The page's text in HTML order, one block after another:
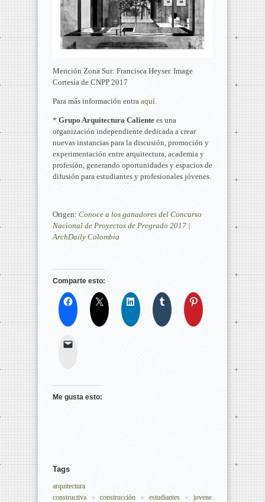
Mención Zona Sur: Francisca Heyser. Image
Cortesía de CNPP 2017
Para más información entra aquí.
* Grupo Arquitectura Caliente es una
organización independiente dedicada a crear
nuevas instancias para la discusión, promoción y
experimentación entre arquitectura, academia y
profesión, generando oportunidades y espacios de
difusión para estudiantes y profesionales jóvenes.
Origen: Conoce a los ganadores del Concurso
Nacional de Proyectos de Pregrado 2017 |
ArchDaily Colombia
Comparte esto:
Me gusta esto:
Tags
arquitectura
constructiva
construcción estudiantes jovene